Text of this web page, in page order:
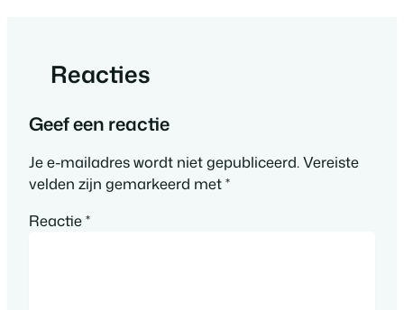
Reacties
Geef een reactie
Je e-mailadres wordt niet gepubliceerd.Vereiste
velden zijn gemarkeerd met*
Reactie*